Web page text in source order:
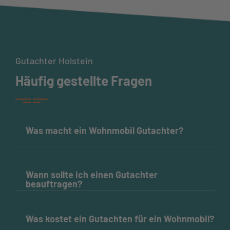
Gutachter Holstein
Häufig gestellte Fragen
Was macht ein Wohnmobil Gutachter?
Gutachten bei Schäden, Unfällen oder zur
Fahrzeugbewertung. Dabei prüft er Zustand,
Schadenshöhe.
Wann sollte ich einen Gutachter
beauftragen?
offensichtlichen Schaden. Auch beim Kauf, Verkauf
Was kostet ein Gutachten für ein Wohnmobil?